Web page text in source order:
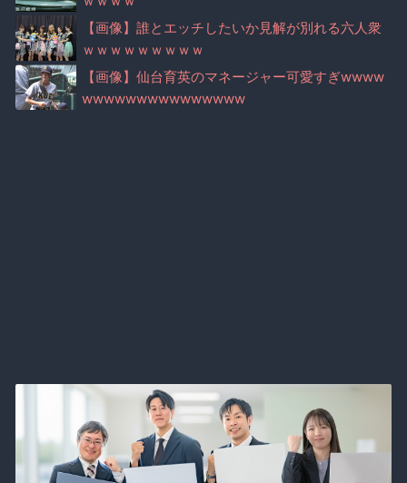
【画像】誰とエッチしたいか見解が別れる六人衆
ｗｗｗｗｗｗｗｗｗ
【画像】仙台育英のマネージャー可愛すぎwwww
wwwwwwwwwwwwwww